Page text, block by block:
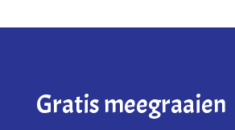
Gratis meegraaien